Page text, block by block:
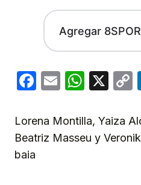
Agregar
Facebook
Email X
Lorena Montilla, Yaiza
Beatriz Masseu y
baia